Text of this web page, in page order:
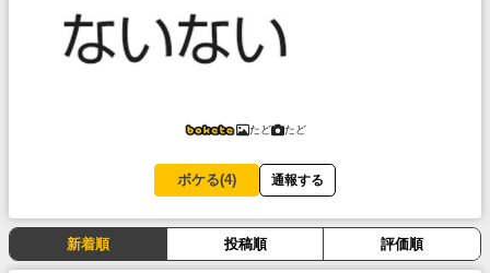
たど たど
ボケる(4) 通報する
新着順 投稿順 評価順